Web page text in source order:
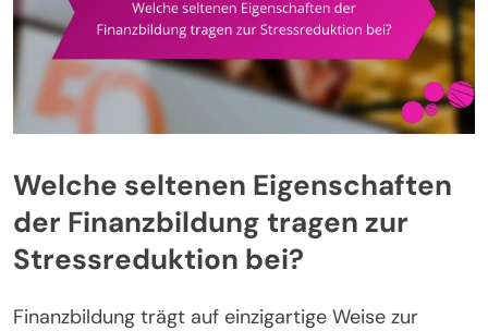
Welche seltenen Eigenschaften
der Finanzbildung tragen zur
Stressreduktion bei?
Finanzbildung trägt auf einzigartige Weise zur